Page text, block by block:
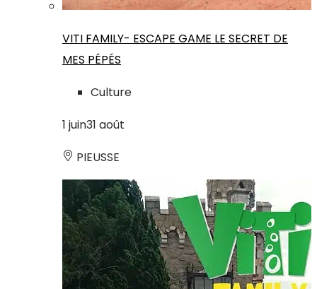
VITI FAMILY- ESCAPE GAME LE SECRET DE
MES PÉPÉS
Culture
1 juin31 août
PIEUSSE